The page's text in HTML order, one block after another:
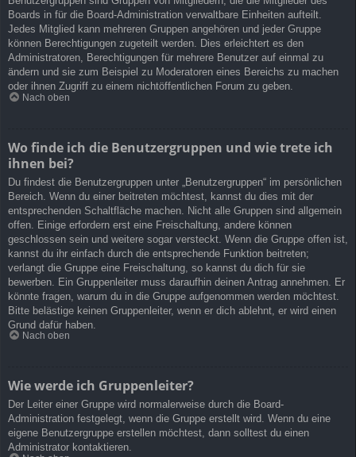
Boards in für die Board-Administration verwaltbare Einheiten aufteilt.
Jedes Mitglied kann mehreren Gruppen angehören und jeder Gruppe
können Berechtigungen zugeteilt werden. Dies erleichtert es den
Administratoren, Berechtigungen für mehrere Benutzer auf einmal zu
ändern und sie zum Beispiel zu Moderatoren eines Bereichs zu machen
oder ihnen Zugriff zu einem nichtöffentlichen Forum zu geben.
Nach oben
Wo finde ich die Benutzergruppen und wie trete ich
ihnen bei?
Du findest die Benutzergruppen unter „Benutzergruppen“ im persönlichen
Bereich. Wenn du einer beitreten möchtest, kannst du dies mit der
entsprechenden Schaltfläche machen. Nicht alle Gruppen sind allgemein
offen. Einige erfordern erst eine Freischaltung, andere können
geschlossen sein und weitere sogar versteckt. Wenn die Gruppe offen ist,
kannst du ihr einfach durch die entsprechende Funktion beitreten;
verlangt die Gruppe eine Freischaltung, so kannst du dich für sie
bewerben. Ein Gruppenleiter muss daraufhin deinen Antrag annehmen. Er
könnte fragen, warum du in die Gruppe aufgenommen werden möchtest.
Bitte belästige keinen Gruppenleiter, wenn er dich ablehnt, er wird einen
Grund dafür haben.
Nach oben
Wie werde ich Gruppenleiter?
Der Leiter einer Gruppe wird normalerweise durch die Board-
Administration festgelegt, wenn die Gruppe erstellt wird. Wenn du eine
eigene Benutzergruppe erstellen möchtest, dann solltest du einen
Administrator kontaktieren.